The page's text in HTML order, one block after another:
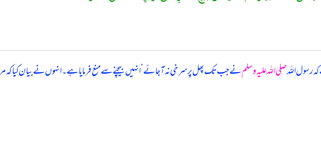
رسول اللہصلی اللہ علیہ وسلمنے جب تک پھل پر سرخی نہ آ جائے ‘ انہیں بیچنے سے منع فرمایا ہے۔ انہوں نے بیان کیا